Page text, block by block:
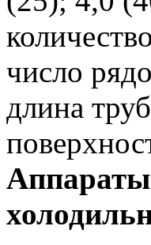
число
длина